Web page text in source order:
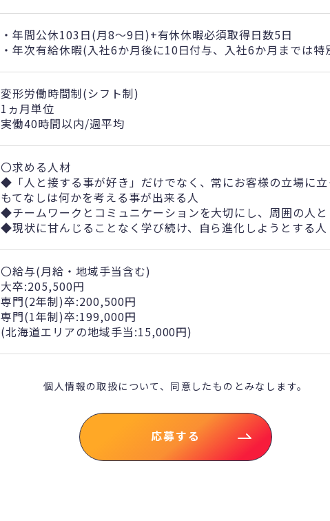
・年間公休103日(月8～9日)+有休休暇必須取得日数5日
・年次有給休暇(入社6か月後に10日付与、入社6か月までは
変形労働時間制(シフト制)
1ヵ月単位
実働40時間以内/週平均
〇求める人材
◆「人と接する事が好き」だけでなく、常にお客様の立場に
もてなしは何かを考える事が出来る人
◆チームワークとコミュニケーションを大切にし、周囲の人
◆現状に甘んじることなく学び続け、自ら進化しようとする人
〇給与(月給・地域手当含む)
大卒:205,500円
専門(2年制)卒:200,500円
専門(1年制)卒:199,000円
(北海道エリアの地域手当:15,000円)
個人情報の取扱について、 同意したものとみなします。
応募する